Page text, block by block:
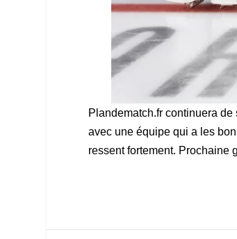
Plandematch.fr continuera
avec une équipe qui a les
ressent fortement. Prochaine